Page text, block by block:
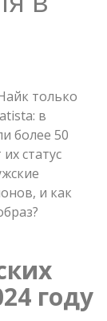
только
в
более 50
статус
и как
году